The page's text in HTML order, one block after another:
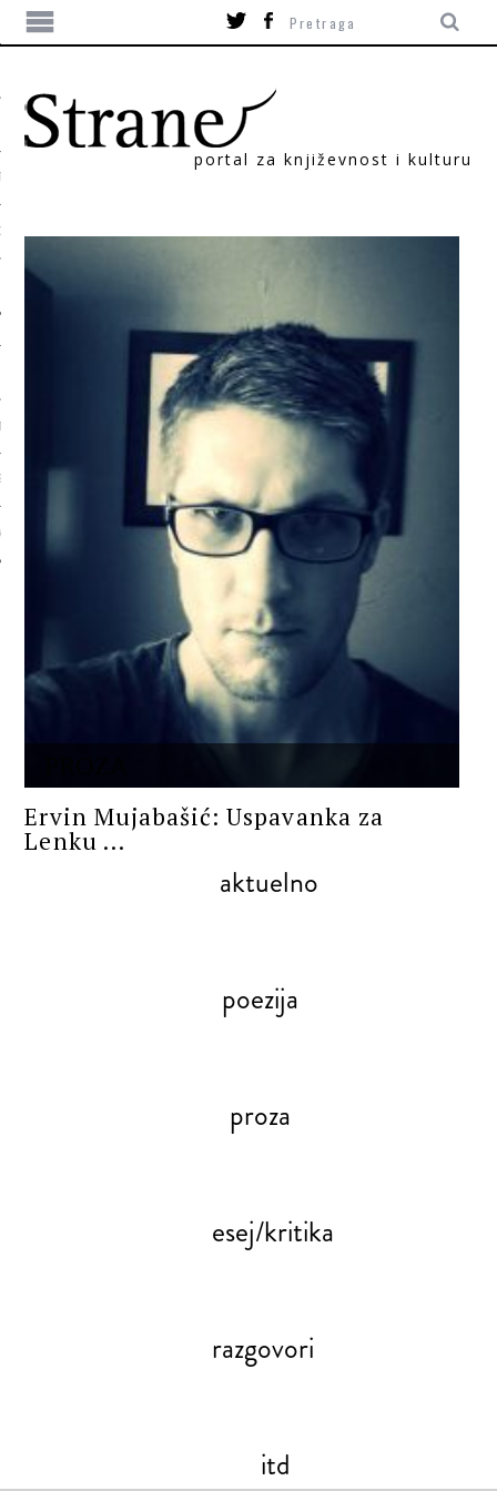
portal za književnost i kulturu
Ervin Mujabašić: Uspavanka za
Lenku ...
aktuelno
poezija
proza
esej/kritika
razgovori
itd